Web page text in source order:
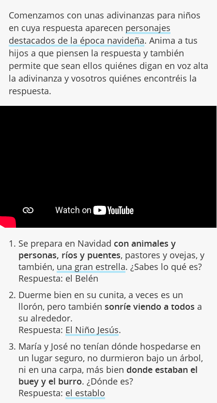
Comenzamos con unas adivinanzas para niños
en cuya respuesta aparecen personajes
destacados de la época navideña. Anima a tus
hijos a que piensen la respuesta y también
permite que sean ellos quiénes digan en voz alta
la adivinanza y vosotros quiénes encontréis la
respuesta.
Se prepara en Navidad con animales y
personas, ríos y puentes, pastores y ovejas, y
también, una gran estrella. ¿Sabes lo qué es?
Respuesta: el Belén
Duerme bien en su cunita, a veces es un
llorón, pero también sonríe viendo a todos a
su alrededor.
Respuesta: El Niño Jesús.
María y José no tenían dónde hospedarse en
un lugar seguro, no durmieron bajo un árbol,
ni en una carpa, más bien donde estaban el
buey y el burro. ¿Dónde es?
Respuesta: el establo